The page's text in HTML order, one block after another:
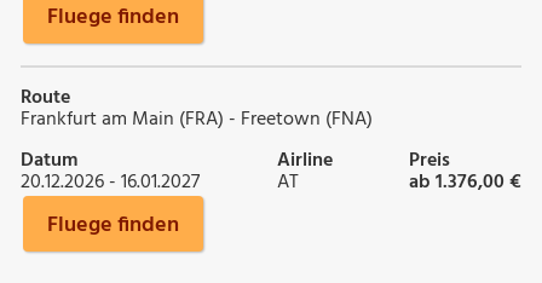
Fluege finden
Route
Frankfurt am Main (FRA) - Freetown (FNA)
Datum
20.12.2026 - 16.01.2027
Airline
AT
Preis
ab 1.376,00 €
Fluege finden